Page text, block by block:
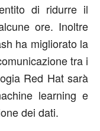
di ridurre il
ore. Inoltre
ha migliorato la
tra i
Red Hat sarà
learning e
dei dati.